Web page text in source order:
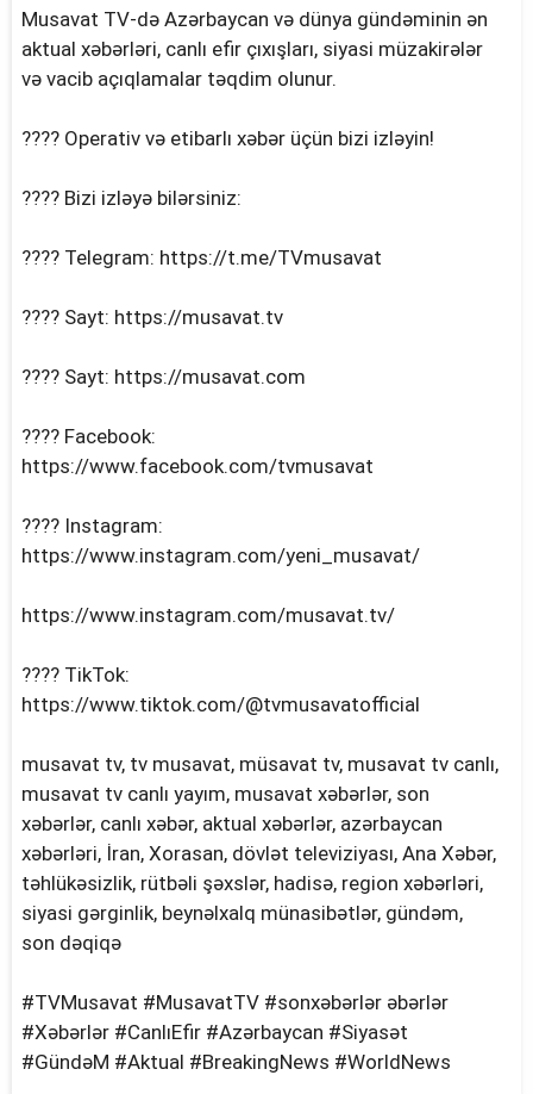
Musavat TV-də Azərbaycan və dünya gündəminin ən
aktual xəbərləri, canlı efir çıxışları, siyasi müzakirələr
və vacib açıqlamalar təqdim olunur.
???? Operativ və etibarlı xəbər üçün bizi izləyin!
???? Bizi izləyə bilərsiniz:
???? Telegram: https://t.me/TVmusavat
???? Sayt: https://musavat.tv
???? Sayt: https://musavat.com
???? Facebook:
https://www.facebook.com/tvmusavat
???? Instagram:
https://www.instagram.com/yeni_musavat/
https://www.instagram.com/musavat.tv/
???? TikTok:
https://www.tiktok.com/@tvmusavatofficial
musavat tv, tv musavat, müsavat tv, musavat tv canlı,
musavat tv canlı yayım, musavat xəbərlər, son
xəbərlər, canlı xəbər, aktual xəbərlər, azərbaycan
xəbərləri, İran, Xorasan, dövlət televiziyası, Ana Xəbər,
təhlükəsizlik, rütbəli şəxslər, hadisə, region xəbərləri,
siyasi gərginlik, beynəlxalq münasibətlər, gündəm,
son dəqiqə
#TVMusavat #MusavatTV #sonxəbərlər əbərlər
#Xəbərlər #CanlıEfir #Azərbaycan #Siyasət
#GündəM #Aktual #BreakingNews #WorldNews